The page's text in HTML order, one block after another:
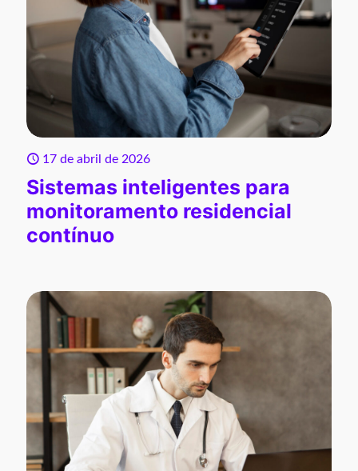
17 de abril de 2026
Sistemas inteligentes para
monitoramento residencial
contínuo